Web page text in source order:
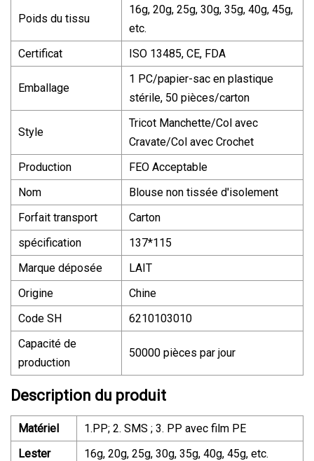
Poids du tissu
16g, 20g, 25g, 30g, 35g, 40g, 45g,
etc.
Certificat
ISO 13485, CE, FDA
Emballage
1 PC/papier-sac en plastique
stérile, 50 pièces/carton
Style
Tricot Manchette/Col avec
Cravate/Col avec Crochet
Production
FEO Acceptable
Nom
Blouse non tissée d'isolement
Forfait transport
Carton
spécification
137*115
Marque déposée
LAIT
Origine
Chine
Code SH
6210103010
Capacité de
production
50000 pièces par jour
Description du produit
Matériel
1.PP; 2. SMS ; 3. PP avec film PE
Lester
16g, 20g, 25g, 30g, 35g, 40g, 45g, etc.